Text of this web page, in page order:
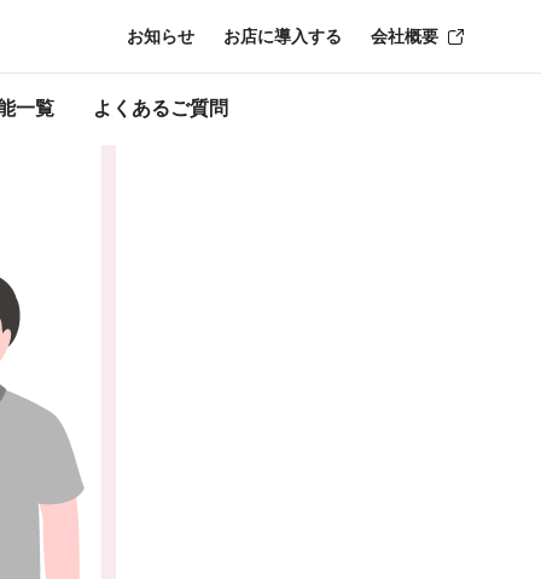
一覧 よくあるご質問
お知らせ お店に導入する 会社概要